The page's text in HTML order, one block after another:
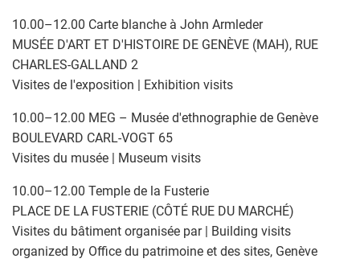
10.00–12.00 Carte blanche à John Armleder
MUSÉE D'ART ET D'HISTOIRE DE GENÈVE (MAH), RUE
CHARLES-GALLAND 2
Visites de l'exposition | Exhibition visits
10.00–12.00 MEG – Musée d'ethnographie de Genève
BOULEVARD CARL-VOGT 65
Visites du musée | Museum visits
10.00–12.00 Temple de la Fusterie
PLACE DE LA FUSTERIE (CÔTÉ RUE DU MARCHÉ)
Visites du bâtiment organisée par | Building visits
organized by Office du patrimoine et des sites, Genève